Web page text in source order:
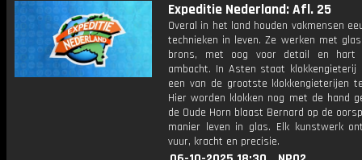
Expeditie Nederland: Afl. 25
Overal in het land houden vakmensen
technieken in leven. Ze werken met
brons, met oog voor detail en hart
ambacht. In Asten staat klokkengieterij
een van de grootste klokkengieterijen
Hier worden klokken nog met de hand
de Oude Horn blaast Bernard op de
manier leven in glas. Elk kunstwerk
vuur, kracht en precisie.